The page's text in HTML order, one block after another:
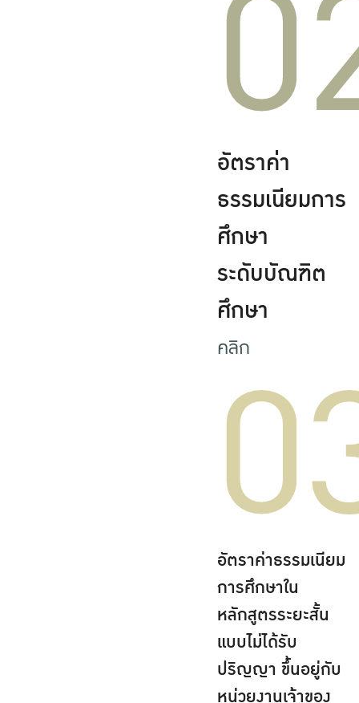
อัตราค่า
ธรรมเนียมการ
ศึกษา
ระดับบัณฑิต
ศึกษา
คลิก
อัตราค่าธรรมเนียม
การศึกษาใน
หลักสูตรระยะสั้น
แบบไม่ได้รับ
ปริญญา ขึ้นอยู่กับ
หน่วยงานเจ้าของ